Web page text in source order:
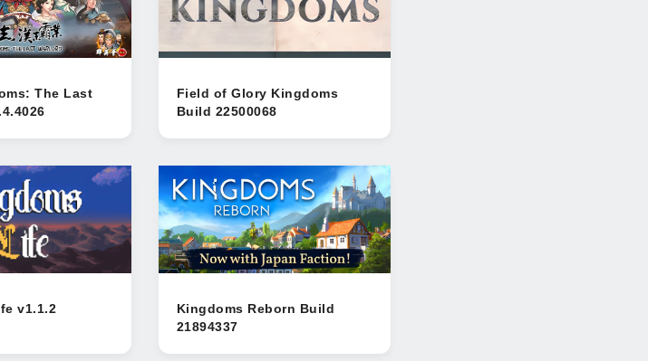
The Last
Field of Glory Kingdoms
Build 22500068
v1.1.2
Kingdoms Reborn Build
21894337